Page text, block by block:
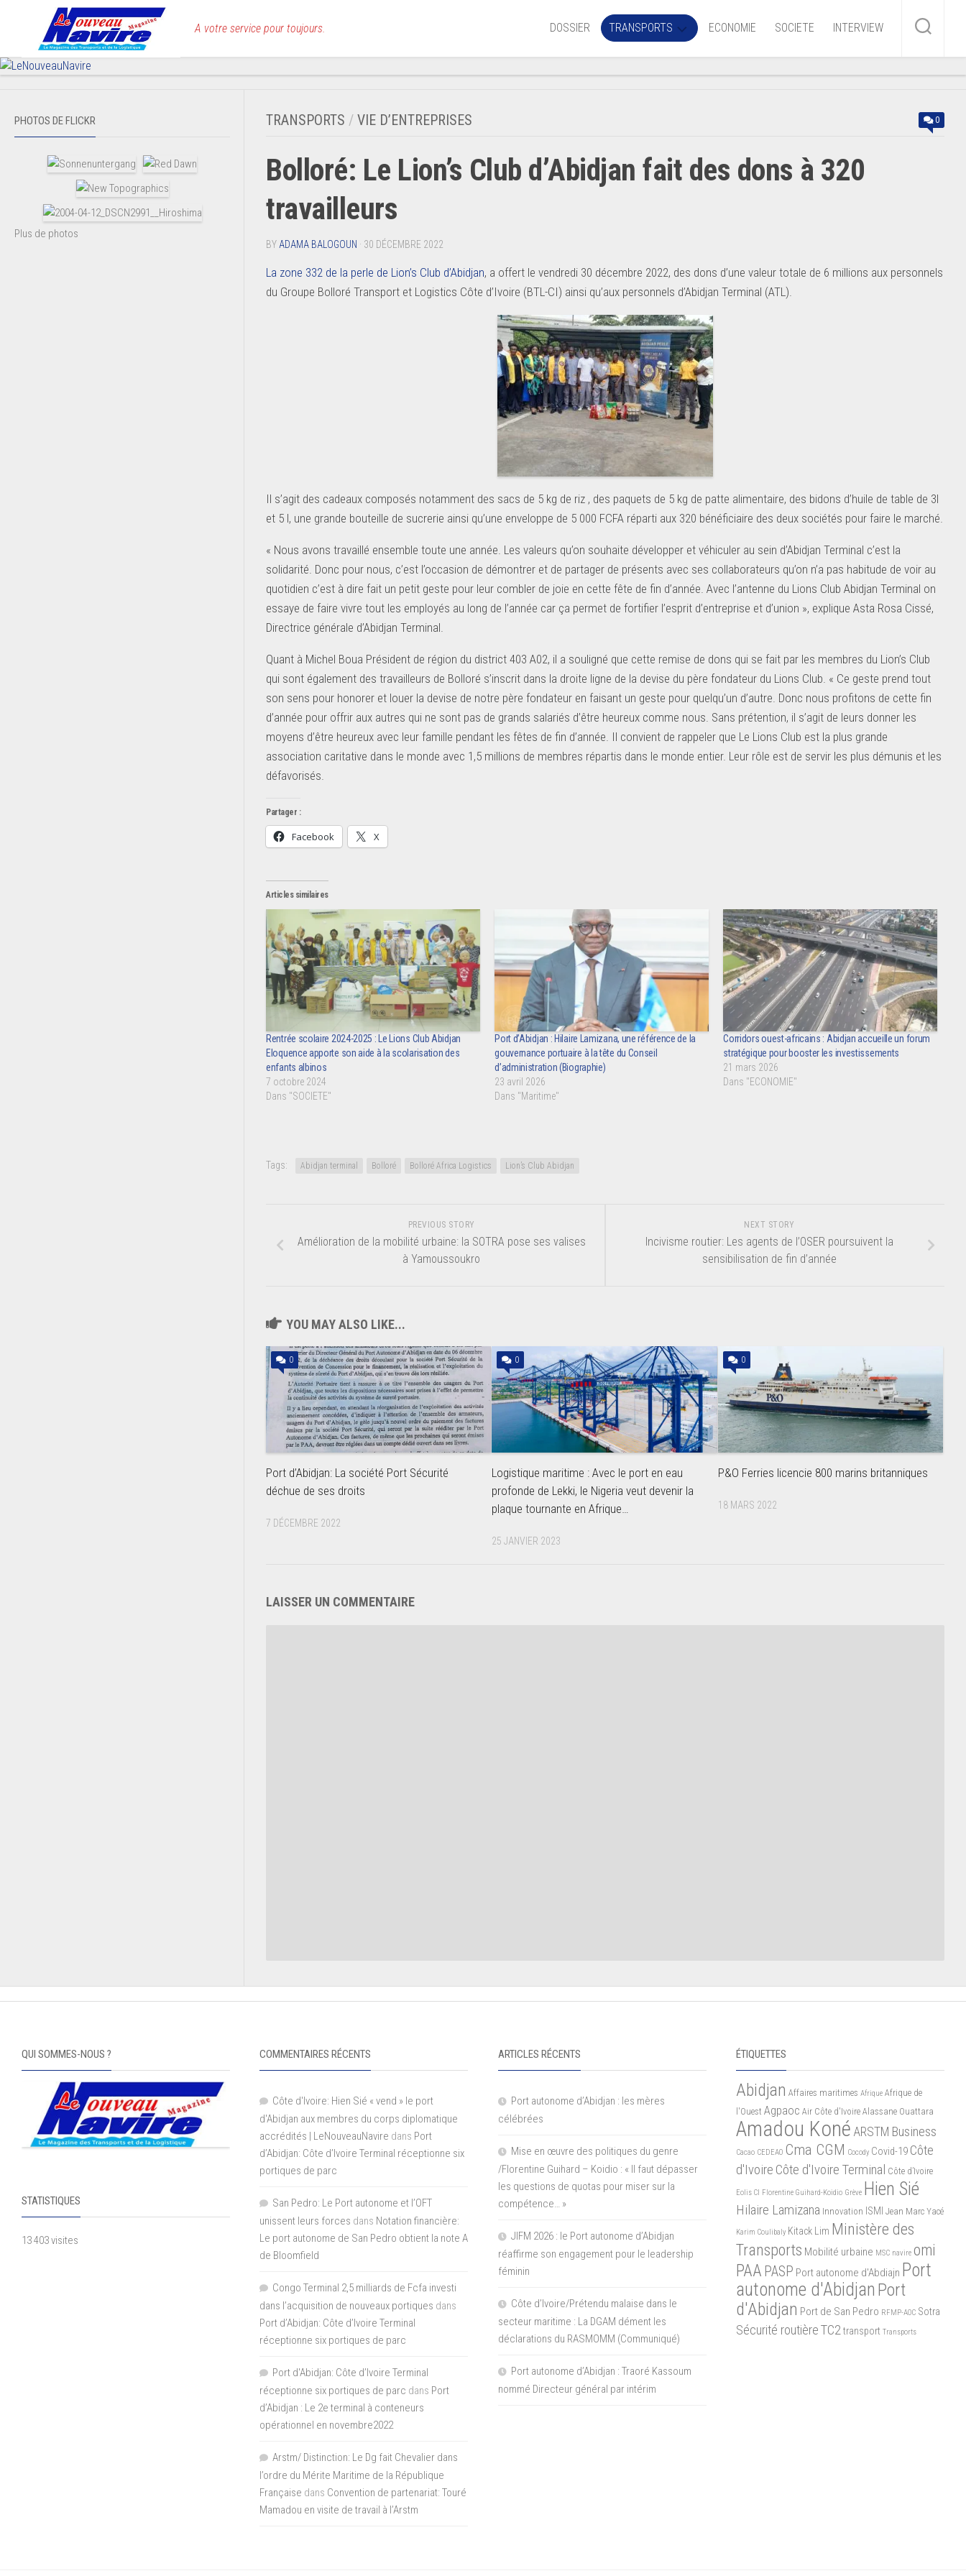
A votre service pour toujours. DOSSIER TRANSPORTS
Aérien
Routier
ECONOMIE SOCIETE INTERVIEW
TRANSPORTS / VIE D’ENTREPRISES 0
Bolloré: Le Lion’s Club d’Abidjan fait des dons à 320
travailleurs
BY ADAMA BALOGOUN · 30 DÉCEMBRE 2022
La zone 332 de la perle de Lion’s Club d’Abidjan, a offert le vendredi 30 décembre 2022, des dons d’une valeur totale de 6 millions aux personnels
du Groupe Bolloré Transport et Logistics Côte d’Ivoire (BTL-CI) ainsi qu’aux personnels d’Abidjan Terminal (ATL).
Il s’agit des cadeaux composés notamment des sacs de 5 kg de riz , des paquets de 5 kg de patte alimentaire, des bidons d’huile de table de 3l
et 5 l, une grande bouteille de sucrerie ainsi qu’une enveloppe de 5 000 FCFA réparti aux 320 bénéficiaire des deux sociétés pour faire le marché.
« Nous avons travaillé ensemble toute une année. Les valeurs qu’on souhaite développer et véhiculer au sein d’Abidjan Terminal c’est la
solidarité. Donc pour nous, c’est l’occasion de démontrer et de partager de présents avec ses collaborateurs qu’on n’a pas habitude de voir au
quotidien c’est à dire fait un petit geste pour leur combler de joie en cette fête de fin d’année. Avec l’antenne du Lions Club Abidjan Terminal on
essaye de faire vivre tout les employés au long de l’année car ça permet de fortifier l’esprit d’entreprise et d’union », explique Asta Rosa Cissé,
Directrice générale d’Abidjan Terminal.
Quant à Michel Boua Président de région du district 403 A02, il a souligné que cette remise de dons qui se fait par les membres du Lion’s Club
qui sont également des travailleurs de Bolloré s’inscrit dans la droite ligne de la devise du père fondateur du Lions Club. « Ce geste prend tout
son sens pour honorer et louer la devise de notre père fondateur en faisant un geste pour quelqu’un d’autre. Donc nous profitons de cette fin
d’année pour offrir aux autres qui ne sont pas de grands salariés d’être heureux comme nous. Sans prétention, il s’agit de leurs donner les
moyens d’être heureux avec leur famille pendant les fêtes de fin d’année. Il convient de rappeler que Le Lions Club est la plus grande
association caritative dans le monde avec 1,5 millions de membres répartis dans le monde entier. Leur rôle est de servir les plus démunis et les
défavorisés.
Partager :
Facebook X
Articles similaires
Rentrée scolaire 2024-2025 : Le Lions Club Abidjan
Eloquence apporte son aide à la scolarisation des
enfants albinos
7 octobre 2024
Dans "SOCIETE"
Port d’Abidjan : Hilaire Lamizana, une référence de la
gouvernance portuaire à la tête du Conseil
d’administration (Biographie)
23 avril 2026
Dans "Maritime"
Corridors ouest-africains : Abidjan accueille un forum
stratégique pour booster les investissements
21 mars 2026
Dans "ECONOMIE"
Tags: Abidjan terminal Bolloré Bolloré Africa Logistics Lion’s Club Abidjan
NEXT STORY
Incivisme routier: Les agents de l’OSER poursuivent la
sensibilisation de fin d’année
PREVIOUS STORY
Amélioration de la mobilité urbaine: la SOTRA pose ses valises
à Yamoussoukro
YOU MAY ALSO LIKE...
0
Port d’Abidjan: La société Port Sécurité
déchue de ses droits
7 DÉCEMBRE 2022
0
Logistique maritime : Avec le port en eau
profonde de Lekki, le Nigeria veut devenir la
plaque tournante en Afrique…
25 JANVIER 2023
0
P&O Ferries licencie 800 marins britanniques
18 MARS 2022
LAISSER UN COMMENTAIRE
PHOTOS DE FLICKR
Plus de photos
QUI SOMMES-NOUS ?
STATISTIQUES
13 403 visites
COMMENTAIRES RÉCENTS
Côte d'Ivoire: Hien Sié « vend » le port
d'Abidjan aux membres du corps diplomatique
accrédités | LeNouveauNavire dans Port
d’Abidjan: Côte d’Ivoire Terminal réceptionne six
portiques de parc
San Pedro: Le Port autonome et l’OFT
unissent leurs forces dans Notation financière:
Le port autonome de San Pedro obtient la note A
de Bloomfield
Congo Terminal 2,5 milliards de Fcfa investi
dans l’acquisition de nouveaux portiques dans
Port d’Abidjan: Côte d’Ivoire Terminal
réceptionne six portiques de parc
Port d'Abidjan: Côte d’Ivoire Terminal
réceptionne six portiques de parc dans Port
d’Abidjan : Le 2e terminal à conteneurs
opérationnel en novembre2022
Arstm/ Distinction: Le Dg fait Chevalier dans
l’ordre du Mérite Maritime de la République
Française dans Convention de partenariat: Touré
Mamadou en visite de travail à l’Arstm
ARTICLES RÉCENTS
Port autonome d’Abidjan : les mères
célébrées
Mise en œuvre des politiques du genre
/Florentine Guihard – Koidio : « Il faut dépasser
les questions de quotas pour miser sur la
compétence… »
JIFM 2026 : le Port autonome d’Abidjan
réaffirme son engagement pour le leadership
féminin
Côte d’Ivoire/Prétendu malaise dans le
secteur maritime : La DGAM dément les
déclarations du RASMOMM (Communiqué)
Port autonome d’Abidjan : Traoré Kassoum
nommé Directeur général par intérim
ÉTIQUETTES
Abidjan Affaires maritimes Afrique Afrique de
l'Ouest Agpaoc Air Côte d'Ivoire Alassane Ouattara
Amadou Koné ARSTM Business
Cacao CEDEAO Cma CGM Cocody Covid-19 Côte
d'Ivoire Côte d'Ivoire Terminal Côte d’Ivoire
Eolis CI Florentine Guihard-Koidio Grève Hien Sié
Hilaire Lamizana Innovation ISMI Jean Marc Yacé
Karim Coulibaly Kitack Lim Ministère des
Transports Mobilité urbaine MSC navire omi
PAA PASP Port autonome d'Abdiajn Port
autonome d'Abidjan Port
d'Abidjan Port de San Pedro RFMP-AOC Sotra
Sécurité routièreTC2 transport Transports